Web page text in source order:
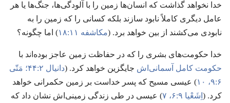
خدا نخواهد گذاشت که انسان‌ها زمین را با آلودگی‌ها،‏ جنگ‌ها یا هر
عامل دیگری کاملاً نابود سازند بلکه کسانی را که زمین را به
نابودی می‌کشند از بین خواهد برد.‏ (‏مکاشفه ۱۱:‏۱۸ )‏ اما چگونه؟‏
خدا حکومت‌های بشری را که در حفاظت زمین عاجز بوده‌اند با
حکومت کامل آسمانی‌اش جایگزین خواهد کرد.‏ (‏دانیال ۲:‏۴۴؛‏
مَتّی
۶:‏۹،‏ ۱۰
)‏ عیسی مسیح که پسر خداست بر زمین حکمرانی خواهد
کرد.‏ (‏ اِشَعْیا ۹:‏۶،‏ ۷
)‏ عیسی در طی زندگی زمینی‌اش نشان داد که